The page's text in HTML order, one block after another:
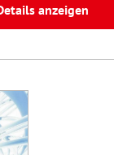
anzeigen